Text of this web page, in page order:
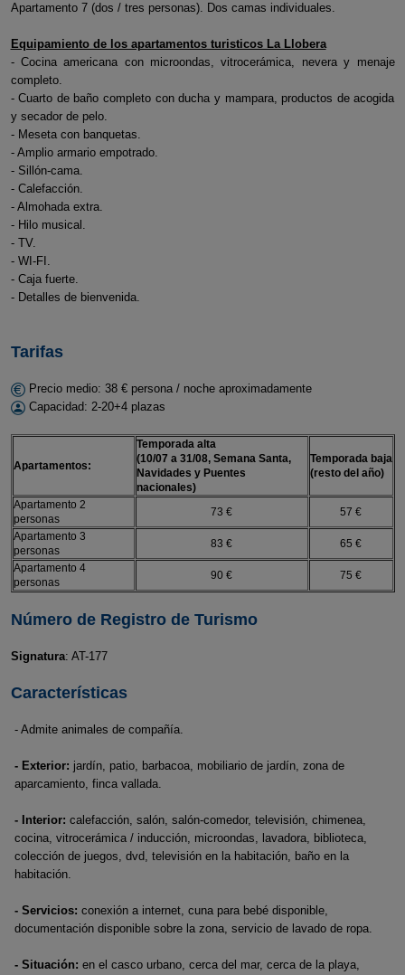
Apartamento 7 (dos / tres personas). Dos camas individuales.
Equipamiento de los apartamentos turisticos La Llobera
- Cocina americana con microondas, vitrocerámica, nevera y menaje
completo.
- Cuarto de baño completo con ducha y mampara, productos de acogida
y secador de pelo.
- Meseta con banquetas.
- Amplio armario empotrado.
- Sillón-cama.
- Calefacción.
- Almohada extra.
- Hilo musical.
- TV.
- WI-FI.
- Caja fuerte.
- Detalles de bienvenida.
Tarifas
Precio medio: 38 € persona / noche aproximadamente
Capacidad: 2-20+4 plazas
Apartamentos:
Temporada alta
(10/07 a 31/08, Semana Santa,
Navidades y Puentes
nacionales)
Temporada baja
(resto del año)
Apartamento 2
personas
73 €
57 €
Apartamento 3
personas
83 €
65 €
Apartamento 4
personas
90 € 75 €
Número de Registro de Turismo
Signatura: AT-177
Características
- Admite animales de compañía.
- Exterior: jardín, patio, barbacoa, mobiliario de jardín, zona de
aparcamiento, finca vallada.
- Interior: calefacción, salón, salón-comedor, televisión, chimenea,
cocina, vitrocerámica / inducción, microondas, lavadora, biblioteca,
colección de juegos, dvd, televisión en la habitación, baño en la
habitación.
- Servicios: conexión a internet, cuna para bebé disponible,
documentación disponible sobre la zona, servicio de lavado de ropa.
- Situación: en el casco urbano, cerca del mar, cerca de la playa,